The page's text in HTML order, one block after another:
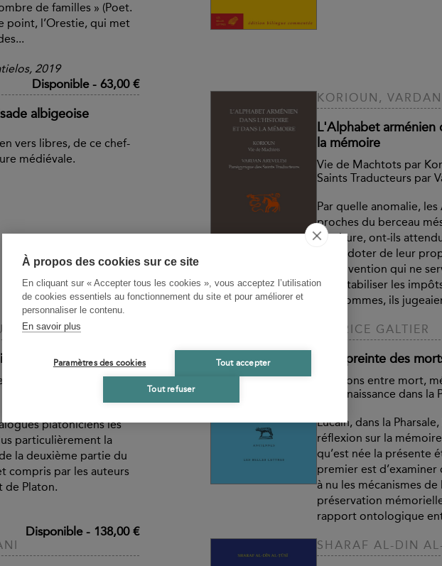
À propos des cookies sur ce site
En cliquant sur « Accepter tous les cookies », vous acceptez l’utilisation
de cookies essentiels au fonctionnement du site et pour améliorer et
personnaliser le contenu.
En savoir plus
Paramètres des cookies Tout accepter
Tout refuser
de familles » (Poet.
point, l’Orestie, qui met
2019
Disponible- 63,00 €
albigeoise
vers libres, de ce chef-
médiévale.
Disponible -35,00 €
KORIOUN, VARDAN
L'Alphabet arménien
la mémoire
Vie de Machtots par
Saints Traducteurs par
Par quelle anomalie,
proches du berceau
l’écriture, ont-ils
de se doter de leur
une invention qui ne
comptabiliser les
des hommes, ils
des platonismes
Théologie
la façon dont le
platoniciens les
particulièrement la
la deuxième partie du
compris par les auteurs
de Platon.
Disponible- 138,00 €
FABRICE GALTIER
L'Empreinte des
Relations entre mort,
reconnaissance dans la
Lucain, dans la
réflexion sur la
qu’est née la présente
premier est
à nu les mécanismes
préservation
rapport ontologique
SHARAF AL-DIN AL-